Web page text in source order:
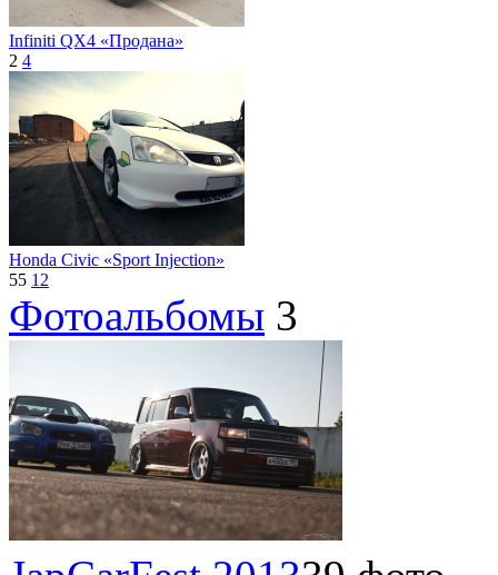
Infiniti QX4 «Продана»
2 4
Honda Civic «Sport Injection»
55 12
Фотоальбомы 3